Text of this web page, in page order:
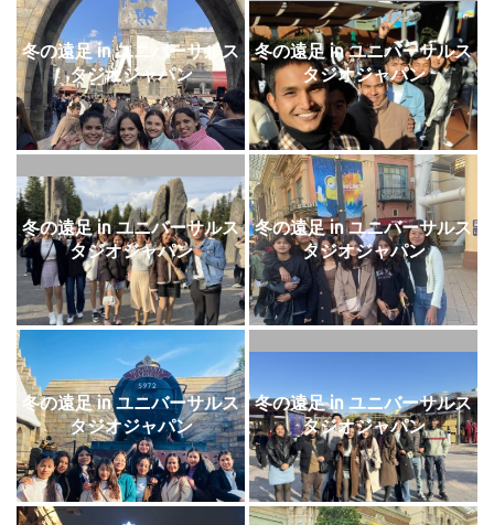
冬の遠足 in ユニバーサルス
タジオジャパン
冬の遠足 in ユニバーサルス
タジオジャパン
冬の遠足 in ユニバーサルス
タジオジャパン
冬の遠足 in ユニバーサルス
タジオジャパン
冬の遠足 in ユニバーサルス
タジオジャパン
冬の遠足 in ユニバーサルス
タジオジャパン